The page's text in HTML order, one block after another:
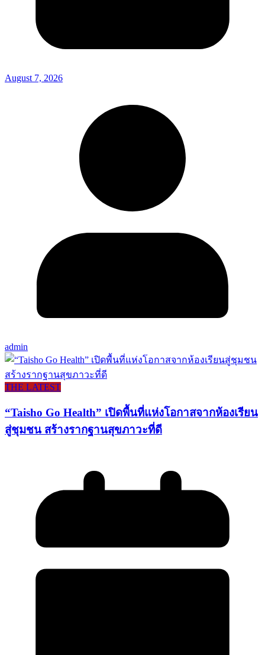
August 7, 2026
admin
THE LATEST
“Taisho Go Health” เปิดพื้นที่แห่งโอกาสจากห้องเรียน
สู่ชุมชน สร้างรากฐานสุขภาวะที่ดี